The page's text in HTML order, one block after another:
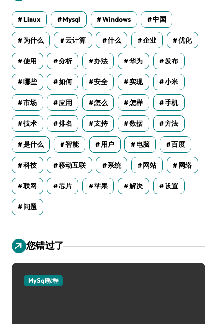
Linux Mysql Windows 中国
为什么 云计算 什么 企业 优化
使用 分析 办法 华为 发布
哪些 如何 安全 实现 小米
市场 应用 怎么 怎样 手机
技术 排名 支持 数据 方法
是什么 智能 用户 电脑 百度
科技 移动互联 系统 网站 网络
联网 芯片 苹果 解决 设置
问题
您错过了
MySql教程